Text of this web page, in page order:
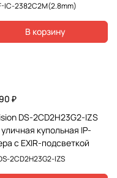
IC-2382C2M(2.8mm)
В корзину
₽
DS-2CD2H23G2-IZS
купольная IP-
с EXIR-подсветкой
2CD2H23G2-IZS